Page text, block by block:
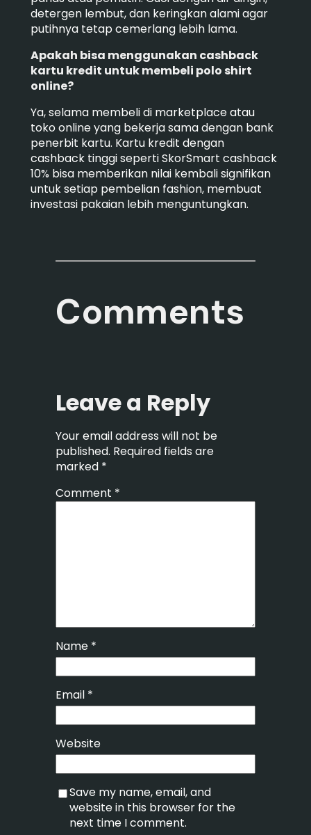
detergen lembut, dan keringkan alami agar
putihnya tetap cemerlang lebih lama.
Apakah bisa menggunakan cashback
kartu kredit untuk membeli polo shirt
online?
Ya, selama membeli di marketplace atau
toko online yang bekerja sama dengan bank
penerbit kartu. Kartu kredit dengan
cashback tinggi seperti SkorSmart cashback
10% bisa memberikan nilai kembali signifikan
untuk setiap pembelian fashion, membuat
investasi pakaian lebih menguntungkan.
Comments
Leave a Reply
Your email address will not be
published. Required fields are
marked *
Comment *
Name *
Email *
Website
Save my name, email, and
website in this browser for the
next time I comment.